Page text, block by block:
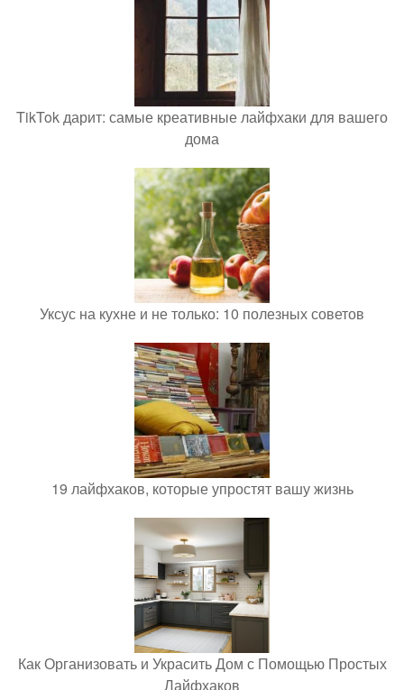
TikTok дарит: самые креативные лайфхаки для вашего
дома
Уксус на кухне и не только: 10 полезных советов
19 лайфхаков, которые упростят вашу жизнь
Как Организовать и Украсить Дом с Помощью Простых
Лайфхаков